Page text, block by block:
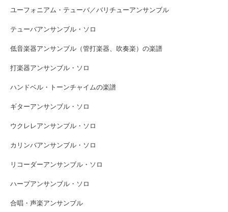
ユーフォニアム・テューバ／バリチューアンサンブル
テューバアンサンブル・ソロ
低音楽器アンサンブル（管打楽器、吹奏楽）の楽譜
打楽器アンサンブル・ソロ
ハンドベル・トーンチャイムの楽譜
ギターアンサンブル・ソロ
ウクレレアンサンブル・ソロ
カリンバアンサンブル・ソロ
リコーダーアンサンブル・ソロ
ハープアンサンブル・ソロ
合唱・声楽アンサンブル